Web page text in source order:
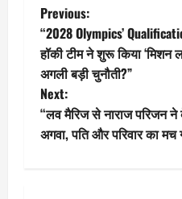
P
o
s
t
Previous:
“2028 Olympics’
हॉकी टीम ने शुरू किया ‘मिशन
अगली बड़ी चुनौती?”
Next:
“लव मैरिज से नाराज परिजन ने
अगवा, पति और परिवार का मच